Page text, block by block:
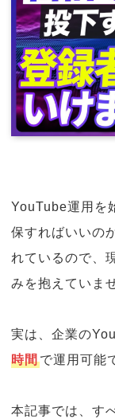
YouTube運用を
保すればいいの
れているので、
みを抱えていま
実は、企業の
時間で運用可能
本記事では、す